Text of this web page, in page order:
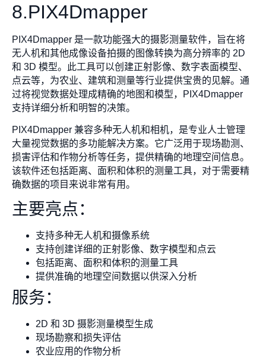
8.PIX4Dmapper
PIX4Dmapper 是一款功能强大的摄影测量软件，旨在将
无人机和其他成像设备拍摄的图像转换为高分辨率的 2D
和 3D 模型。此工具可以创建正射影像、数字表面模型、
点云等，为农业、建筑和测量等行业提供宝贵的见解。通
过将视觉数据处理成精确的地图和模型，PIX4Dmapper
支持详细分析和明智的决策。
PIX4Dmapper 兼容多种无人机和相机，是专业人士管理
大量视觉数据的多功能解决方案。它广泛用于现场勘测、
损害评估和作物分析等任务，提供精确的地理空间信息。
该软件还包括距离、面积和体积的测量工具，对于需要精
确数据的项目来说非常有用。
主要亮点：
支持多种无人机和摄像系统
支持创建详细的正射影像、数字模型和点云
包括距离、面积和体积的测量工具
提供准确的地理空间数据以供深入分析
服务：
2D 和 3D 摄影测量模型生成
现场勘察和损失评估
农业应用的作物分析